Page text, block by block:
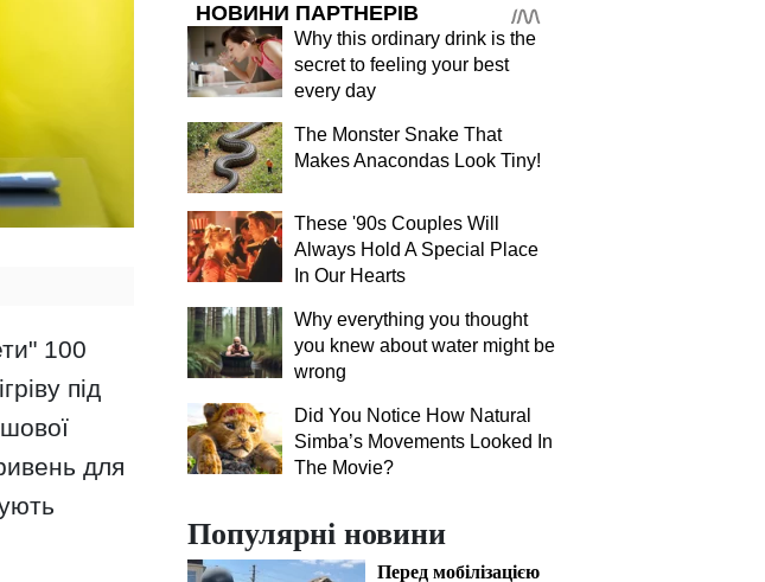
100
під
для
НОВИНИ ПАРТНЕРІВ
Why this ordinary drink is the
secret to feeling your best
every day
The Monster Snake That
Makes Anacondas Look Tiny!
These '90s Couples Will
Always Hold A Special Place
In Our Hearts
Why everything you thought
you knew about water might be
wrong
Did You Notice How Natural
Simba’s Movements Looked In
The Movie?
Популярні новини
Перед мобілізацією